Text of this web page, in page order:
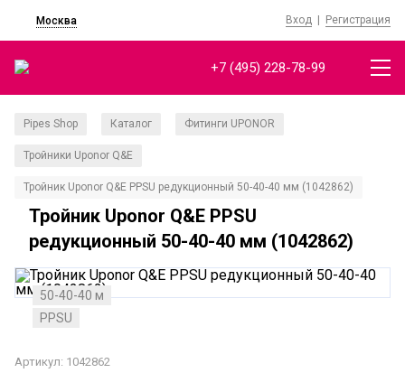
Москва Вход | Регистрация
+7 (495) 228-78-99
Pipes Shop Каталог Фитинги UPONOR
Тройники Uponor Q&E
Тройник Uponor Q&E PPSU редукционный 50-40-40 мм (1042862)
Тройник Uponor Q&E PPSU
редукционный 50-40-40 мм (1042862)
50-40-40 м
PPSU
Артикул: 1042862